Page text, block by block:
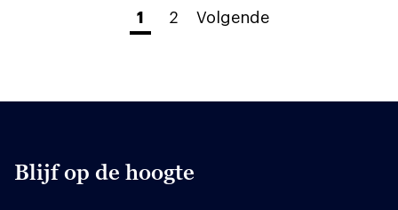
1 2 Volgende
Blijf op de hoogte